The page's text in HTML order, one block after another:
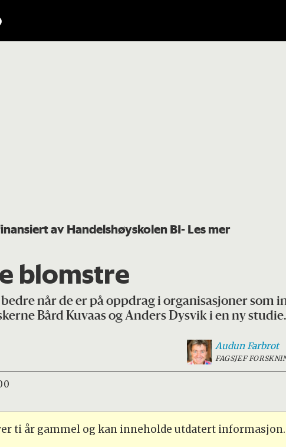
av Handelshøyskolen BI- Les mer
blomstre
når de er på oppdrag i organisasjoner som
Bård Kuvaas og Anders Dysvik i en ny studie.
Audun Farbrot
FAGSJEF
ti år gammel og kan inneholde utdatert informasjon.